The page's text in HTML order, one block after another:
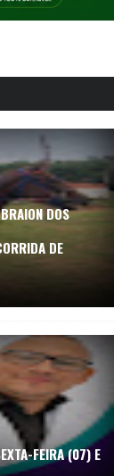
DOS
DE
FEIRA (07) E